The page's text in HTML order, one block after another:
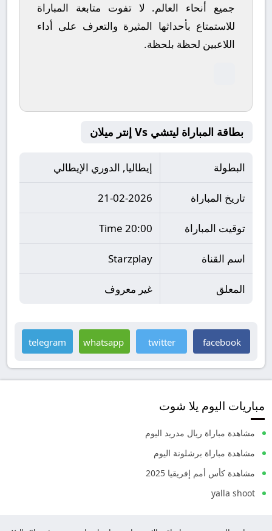
جميع أنحاء العالم.
لا تفوت متابعة المباراة
للاستمتاع بأحداثها المثيرة والتعرف على أداء
اللاعبين لحظة بلحظة.
بطاقة المباراة ليتشي Vs إنتر ميلان
البطولة إيطاليا, الدوري الإيطالي
تاريخ المباراة 21-02-2026
توقيت المباراة 20:00 Time
اسم القناة Starzplay
المعلق غير معروف
facebook
twitter
whatsapp
telegram
مباريات اليوم يلا شوت
مشاهدة مباراة ريال مدريد اليوم
مشاهدة مباراة برشلونة اليوم
مشاهدة كأس أمم إفريقيا 2025
yalla shoot